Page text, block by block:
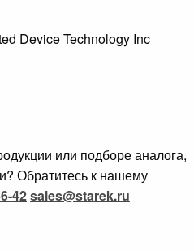
Device Technology Inc
или подборе аналога,
Обратитесь к нашему
42sales@starek.ru